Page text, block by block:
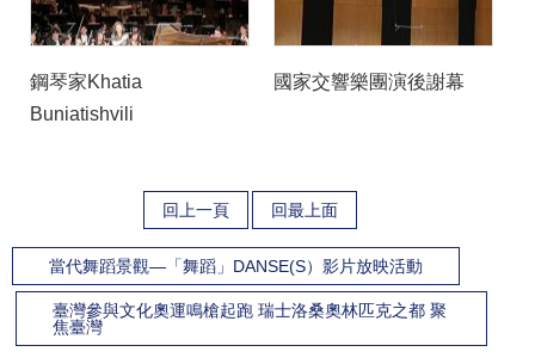
鋼琴家Khatia
Buniatishvili
國家交響樂團演後謝幕
回上一頁 回最上面
當代舞蹈景觀—「舞蹈」DANSE(S）影片放映活動
臺灣參與文化奧運鳴槍起跑 瑞士洛桑奧林匹克之都 聚
焦臺灣